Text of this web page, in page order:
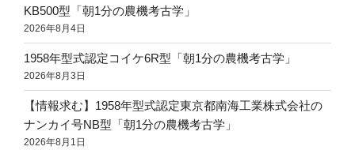
KB500型「朝1分の農機考古学」
2026年8月4日
1958年型式認定コイケ6R型「朝1分の農機考古学」
2026年8月3日
【情報求む】1958年型式認定東京都南海工業株式会社の
ナンカイ号NB型「朝1分の農機考古学」
2026年8月1日